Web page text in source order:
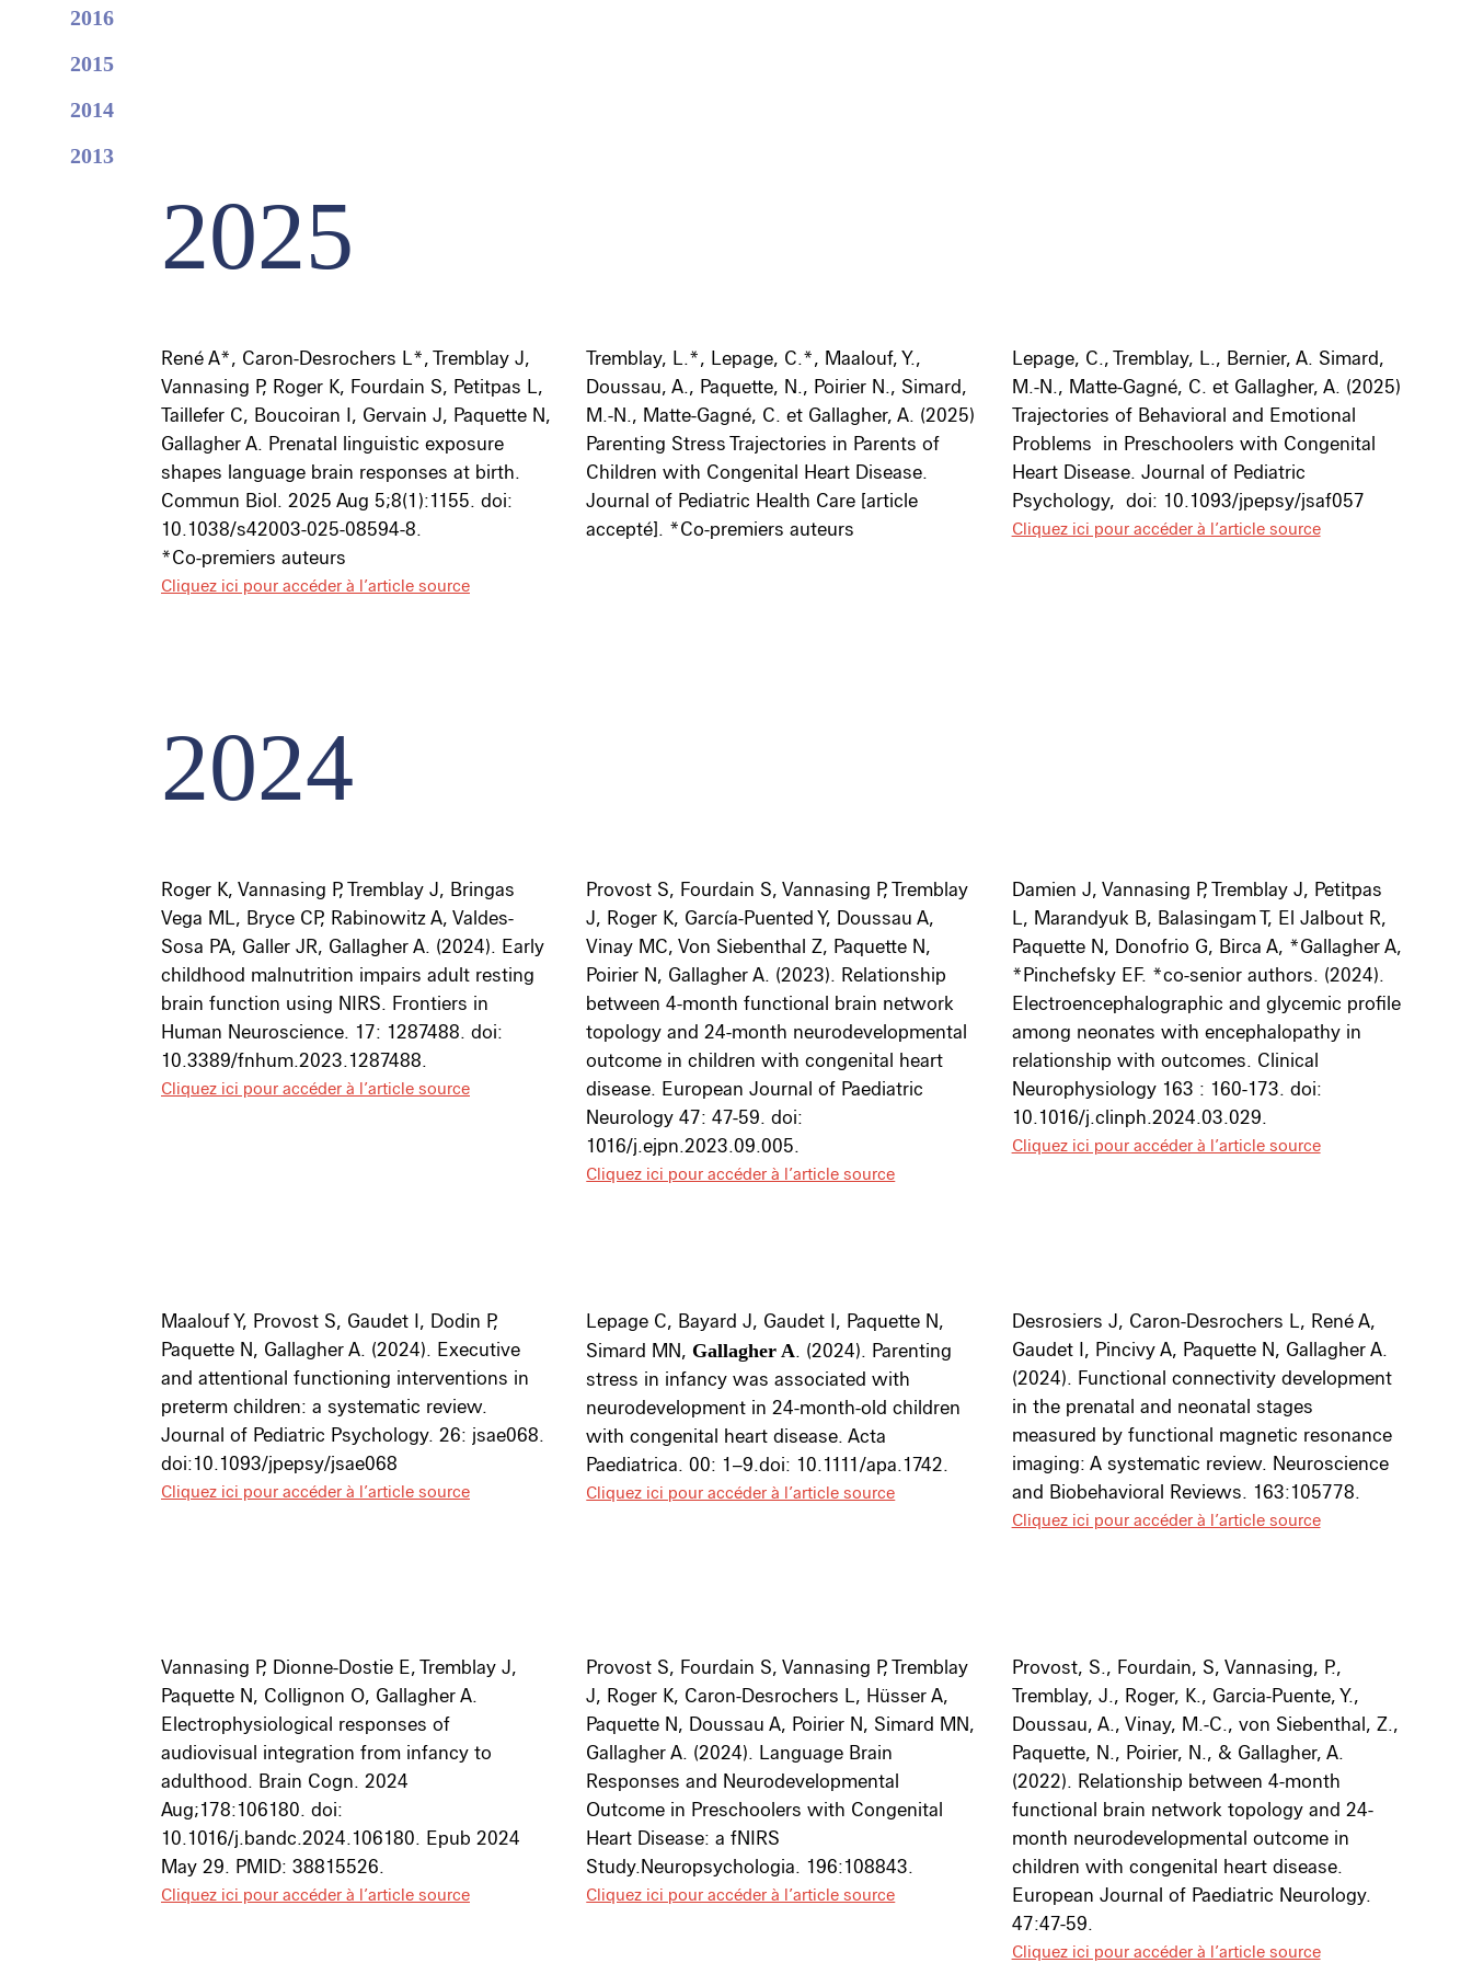
2016
2015
2014
2013
2025
René A*, Caron-Desrochers L*, Tremblay J,
Vannasing P, Roger K, Fourdain S, Petitpas L,
Taillefer C, Boucoiran I, Gervain J, Paquette N,
Gallagher A. Prenatal linguistic exposure
shapes language brain responses at birth.
Commun Biol. 2025 Aug 5;8(1):1155. doi:
10.1038/s42003-025-08594-8.
*Co-premiers auteurs
Cliquez ici pour accéder à l’article source
Tremblay, L.*, Lepage, C.*, Maalouf, Y.,
Doussau, A., Paquette, N., Poirier N., Simard,
M.-N., Matte-Gagné, C. et Gallagher, A. (2025)
Parenting Stress Trajectories in Parents of
Children with Congenital Heart Disease.
Journal of Pediatric Health Care [article
accepté]. *Co-premiers auteurs
Lepage, C., Tremblay, L., Bernier, A. Simard,
M.-N., Matte-Gagné, C. et Gallagher, A. (2025)
Trajectories of Behavioral and Emotional
Problems in Preschoolers with Congenital
Heart Disease. Journal of Pediatric
Psychology, doi: 10.1093/jpepsy/jsaf057
Cliquez ici pour accéder à l’article source
2024
Roger K, Vannasing P, Tremblay J, Bringas
Vega ML, Bryce CP, Rabinowitz A, Valdes-
Sosa PA, Galler JR, Gallagher A. (2024). Early
childhood malnutrition impairs adult resting
brain function using NIRS. Frontiers in
Human Neuroscience. 17: 1287488. doi:
10.3389/fnhum.2023.1287488.
Cliquez ici pour accéder à l’article source
Provost S, Fourdain S, Vannasing P, Tremblay
J, Roger K, García-Puented Y, Doussau A,
Vinay MC, Von Siebenthal Z, Paquette N,
Poirier N, Gallagher A. (2023). Relationship
between 4-month functional brain network
topology and 24-month neurodevelopmental
outcome in children with congenital heart
disease. European Journal of Paediatric
Neurology 47: 47-59. doi:
1016/j.ejpn.2023.09.005.
Cliquez ici pour accéder à l’article source
Damien J, Vannasing P, Tremblay J, Petitpas
L, Marandyuk B, Balasingam T, El Jalbout R,
Paquette N, Donofrio G, Birca A, *Gallagher A,
*Pinchefsky EF. *co-senior authors. (2024).
Electroencephalographic and glycemic profile
among neonates with encephalopathy in
relationship with outcomes. Clinical
Neurophysiology 163 : 160-173. doi:
10.1016/j.clinph.2024.03.029.
Cliquez ici pour accéder à l’article source
Maalouf Y, Provost S, Gaudet I, Dodin P,
Paquette N, Gallagher A. (2024). Executive
and attentional functioning interventions in
preterm children: a systematic review.
Journal of Pediatric Psychology. 26: jsae068.
doi:10.1093/jpepsy/jsae068
Cliquez ici pour accéder à l’article source
Lepage C, Bayard J, Gaudet I, Paquette N,
Simard MN, Gallagher A. (2024). Parenting
stress in infancy was associated with
neurodevelopment in 24-month-old children
with congenital heart disease. Acta
Paediatrica. 00: 1–9.doi: 10.1111/apa.1742.
Cliquez ici pour accéder à l’article source
Desrosiers J, Caron-Desrochers L, René A,
Gaudet I, Pincivy A, Paquette N, Gallagher A.
(2024). Functional connectivity development
in the prenatal and neonatal stages
measured by functional magnetic resonance
imaging: A systematic review. Neuroscience
and Biobehavioral Reviews. 163:105778.
Cliquez ici pour accéder à l’article source
Vannasing P, Dionne-Dostie E, Tremblay J,
Paquette N, Collignon O, Gallagher A.
Electrophysiological responses of
audiovisual integration from infancy to
adulthood. Brain Cogn. 2024
Aug;178:106180. doi:
10.1016/j.bandc.2024.106180. Epub 2024
May 29. PMID: 38815526.
Cliquez ici pour accéder à l’article source
Provost S, Fourdain S, Vannasing P, Tremblay
J, Roger K, Caron-Desrochers L, Hüsser A,
Paquette N, Doussau A, Poirier N, Simard MN,
Gallagher A. (2024). Language Brain
Responses and Neurodevelopmental
Outcome in Preschoolers with Congenital
Heart Disease: a fNIRS
Study.Neuropsychologia. 196:108843.
Cliquez ici pour accéder à l’article source
Provost, S., Fourdain, S, Vannasing, P.,
Tremblay, J., Roger, K., Garcia-Puente, Y.,
Doussau, A., Vinay, M.-C., von Siebenthal, Z.,
Paquette, N., Poirier, N., & Gallagher, A.
(2022). Relationship between 4-month
functional brain network topology and 24-
month neurodevelopmental outcome in
children with congenital heart disease.
European Journal of Paediatric Neurology.
47:47-59.
Cliquez ici pour accéder à l’article source